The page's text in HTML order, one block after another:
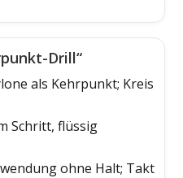
Drill“
als Kehrpunkt; Kreis
Schritt, flüssig
ohne Halt; Takt